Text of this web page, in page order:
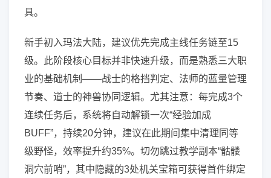
具。
新手初入玛法大陆，建议优先完成主线任务链至15
级。此阶段核心目标并非快速升级，而是熟悉三大职
业的基础机制——战士的格挡判定、法师的蓝量管理
节奏、道士的神兽协同逻辑。尤其注意：每完成3个
连续任务后，系统将自动解锁一次“经验加成
BUFF”，持续20分钟，建议在此期间集中清理同等
级野怪，效率提升约35%。切勿跳过教学副本“骷髅
洞穴前哨”，其中隐藏的3处机关宝箱可获得首件绑定